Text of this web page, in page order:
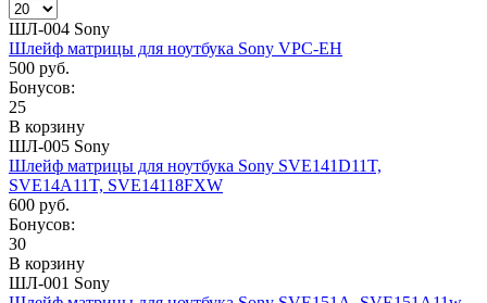
ШЛ-004 Sony
Шлейф матрицы для ноутбука Sony VPC-EH
500 руб.
Бонусов:
25
В корзину
ШЛ-005 Sony
Шлейф матрицы для ноутбука Sony SVE141D11T,
SVE14A11T, SVE14118FXW
600 руб.
Бонусов:
30
В корзину
ШЛ-001 Sony